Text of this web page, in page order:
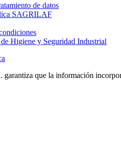
de datos
SAGRILAF
Higiene y Seguridad Industrial
garantiza que la información